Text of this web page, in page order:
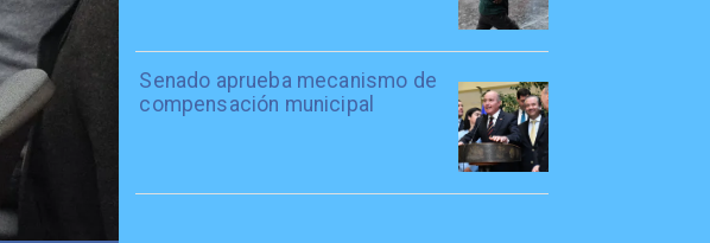
Senado aprueba mecanismo de
compensación municipal